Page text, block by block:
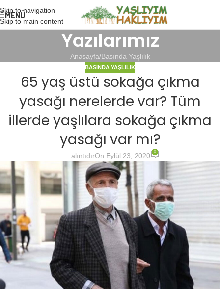
Skip to navigation
Skip to main content
MENÜ
Yazılarımız
Anasayfa Basında Yaşlılık
BASINDA YAŞLILIK
65 yaş üstü sokağa çıkma
yasağı nerelerde var? Tüm
illerde yaşlılara sokağa çıkma
yasağı var mı?
alıntıdırOn Eylül 23, 2020 0